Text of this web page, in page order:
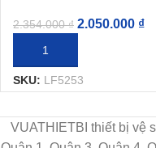
2.354.000₫ 2.050.000 ₫
THÊM VÀO GIỎ HÀNG
SKU: LF5253
VUATHIETBI thiết bị vệ